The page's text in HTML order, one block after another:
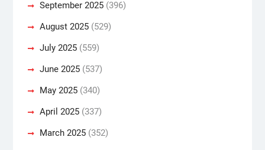
September 2025(396)
August 2025(529)
July 2025(559)
June 2025(537)
May 2025(340)
April 2025(337)
March 2025(352)